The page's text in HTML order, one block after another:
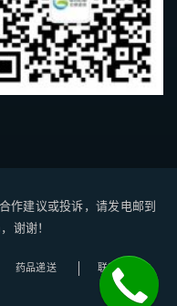
作建议或投诉，请发电邮到
谢谢！
药品递送
联系我们